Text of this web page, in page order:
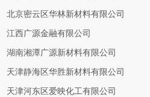
北京密云区华林新材料有限公司
江西广源金融有限公司
湖南湘潭广源新材料有限公司
天津静海区华胜新材料有限公司
天津河东区爱映化工有限公司